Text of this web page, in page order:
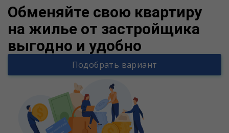
Обменяйте свою квартиру
на жилье от застройщика
выгодно и удобно
Подобрать вариант